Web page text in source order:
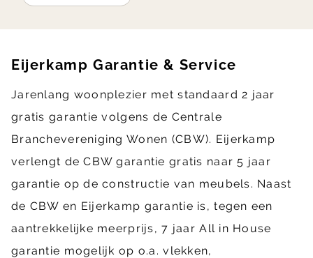
Eijerkamp Garantie & Service
Jarenlang woonplezier met standaard 2 jaar
gratis garantie volgens de Centrale
Branchevereniging Wonen (CBW). Eijerkamp
verlengt de CBW garantie gratis naar 5 jaar
garantie op de constructie van meubels. Naast
de CBW en Eijerkamp garantie is, tegen een
aantrekkelijke meerprijs, 7 jaar All in House
garantie mogelijk op o.a. vlekken,